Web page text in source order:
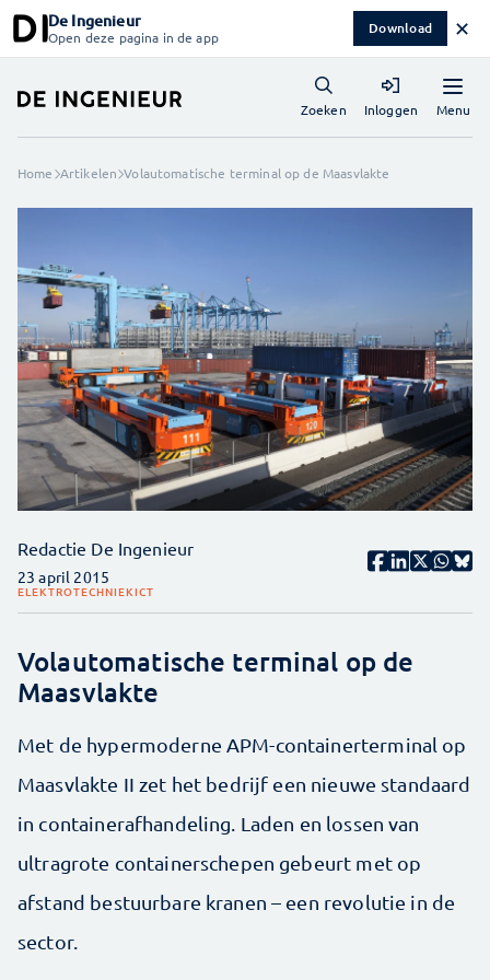
De Ingenieur
Open deze pagina in de app Download ✕
Menu
Zoeken Inloggen
Home Artikelen Volautomatische terminal op de Maasvlakte
Redactie De Ingenieur
23 april 2015
ELEKTROTECHNIEKICT
Volautomatische terminal op de
Maasvlakte
Met de hypermoderne APM-containerterminal op
Maasvlakte II zet het bedrijf een nieuwe standaard
in containerafhandeling. Laden en lossen van
ultragrote containerschepen gebeurt met op
afstand bestuurbare kranen – een revolutie in de
sector.